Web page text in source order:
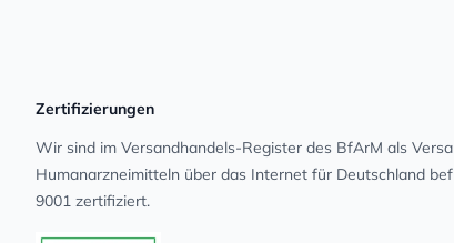
Zertifizierungen
Wir sind im Versandhandels-Register des BfArM als
Human­arz­nei­mit­teln über das Internet für Deutschland
9001 zertifiziert.